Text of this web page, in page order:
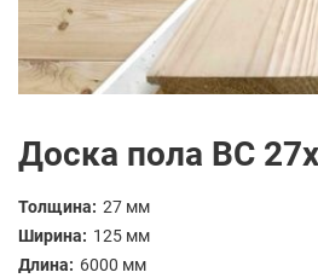
Доска пола BC
Толщина: 27 мм
Ширина: 125 мм
Длина: 6000 мм